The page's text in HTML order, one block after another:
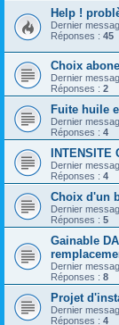
Help !
Dernier
Réponses : 45
Choix
Dernier
Réponses : 2
Fuite huile
Dernier
Réponses : 4
Dernier
Réponses : 4
Choix d'un
Dernier
Réponses : 5
Gainable
Dernier
Réponses : 8
Projet
Dernier
Réponses : 4